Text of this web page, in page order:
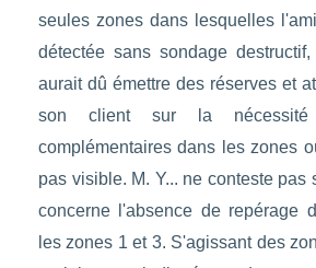
seules zones dans lesquelles
détectée sans sondage destructif,
aurait dû émettre des réserves et
son client sur la nécessité
complémentaires dans les zones
pas visible. M. Y... ne conteste pas
concerne l'absence de repérage
les zones 1 et 3. S'agissant des